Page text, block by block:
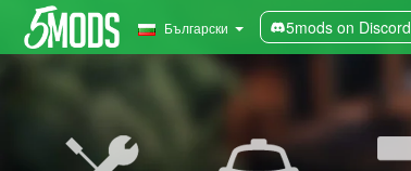
Български 5mods on Discord